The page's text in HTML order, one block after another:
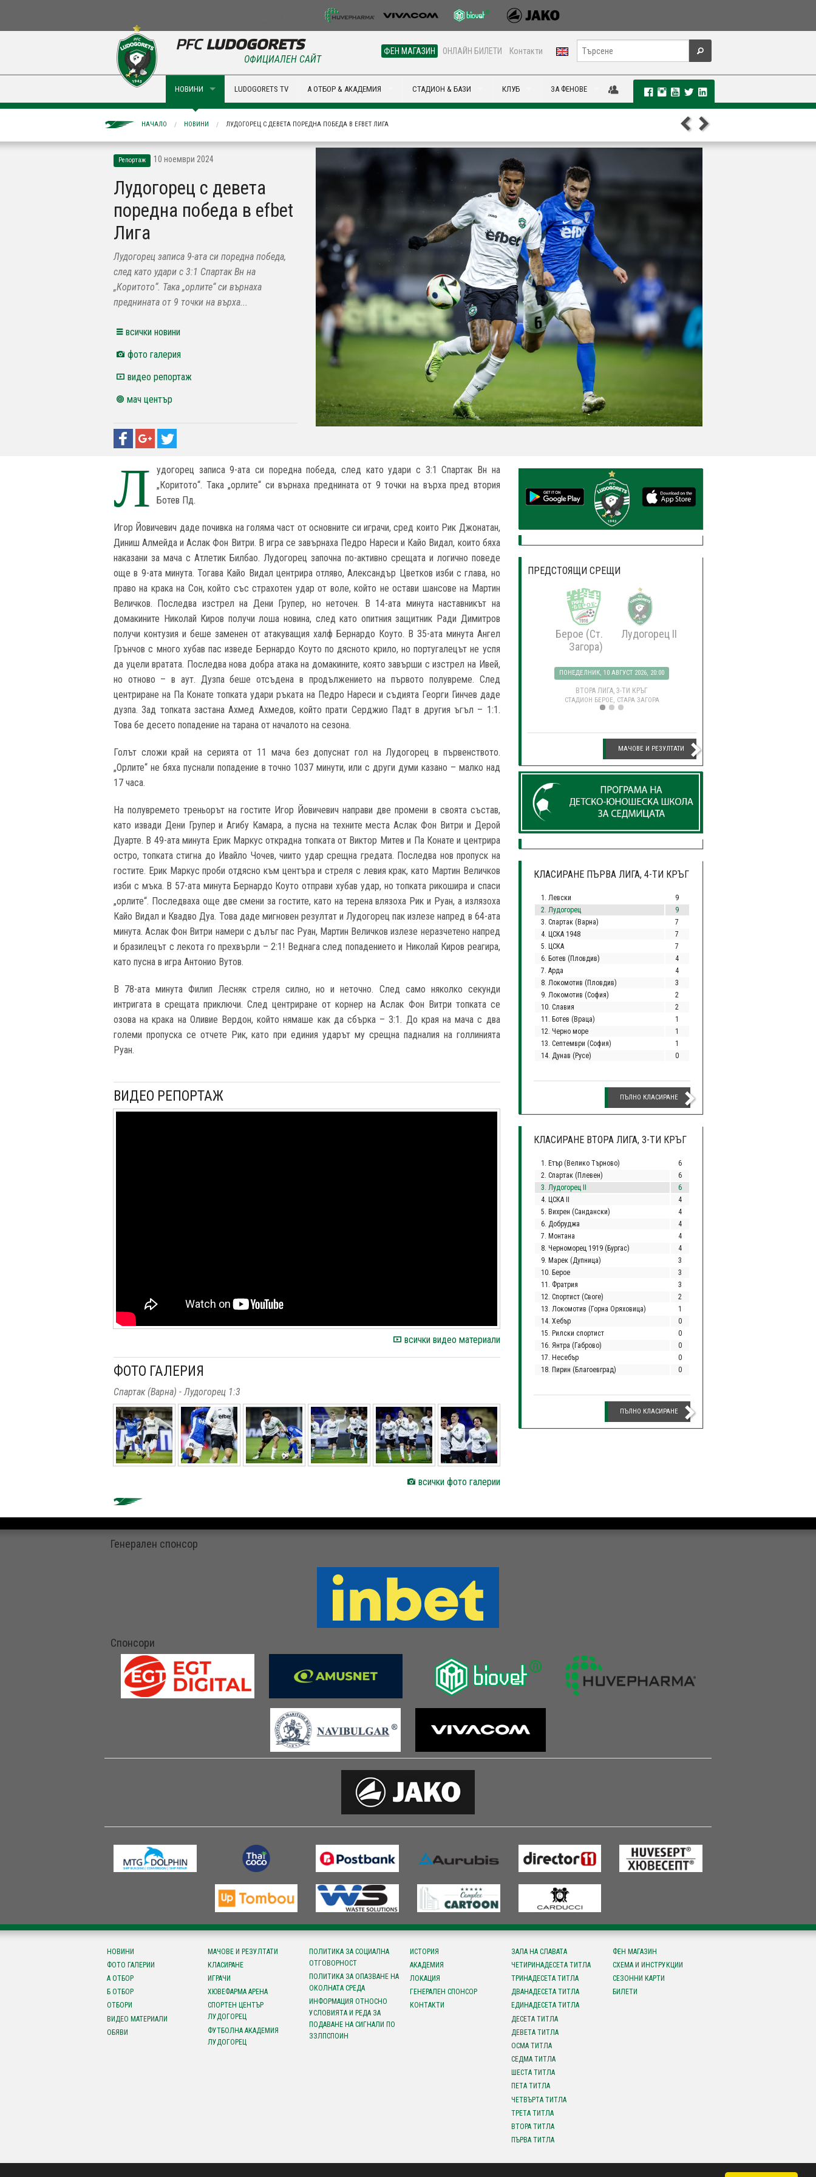
ФЕН МАГАЗИН ОНЛАЙН БИЛЕТИ Контакти
ОФИЦИАЛЕН САЙТ
НОВИНИ LUDOGORETS TV А ОТБОР & АКАДЕМИЯ СТАДИОН & БАЗИ КЛУБ ЗА ФЕНОВЕ
НАЧАЛО НОВИНИ ЛУДОГОРЕЦ С ДЕВЕТА ПОРЕДНА ПОБЕДА В EFBET ЛИГА
Репортаж 10 ноември 2024
Лудогорец с девета
поредна победа в efbet
Лига
Лудогорец записа 9-ата си поредна победа,
след като удари с 3:1 Спартак Вн на
„Коритото“. Така „орлите“ си върнаха
преднината от 9 точки на върха...
всички новини
фото галерия
видео репортаж
мач център
Л
удогорец записа 9-ата си поредна победа, след като удари с 3:1 Спартак Вн на
„Коритото“. Така „орлите“ си върнаха преднината от 9 точки на върха пред втория
Ботев Пд.
Игор Йовичевич даде почивка на голяма част от основните си играчи, сред които Рик Джонатан,
Диниш Алмейда и Аслак Фон Витри. В игра се завърнаха Педро Нареси и Кайо Видал, които бяха
наказани за мача с Атлетик Билбао. Лудогорец започна по-активно срещата и логично поведе
още в 9-ата минута. Тогава Кайо Видал центрира отляво, Александър Цветков изби с глава, но
право на крака на Сон, който със страхотен удар от воле, който не остави шансове на Мартин
Величков. Последва изстрел на Дени Групер, но неточен. В 14-ата минута наставникът на
домакините Николай Киров получи лоша новина, след като опитния защитник Ради Димитров
получи контузия и беше заменен от атакуващия халф Бернардо Коуто. В 35-ата минута Ангел
Грънчов с много хубав пас изведе Бернардо Коуто по дясното крило, но португалецът не успя
да уцели вратата. Последва нова добра атака на домакините, която завърши с изстрел на Ивей,
но отново – в аут. Дузпа беше отсъдена в продължението на първото полувреме. След
центриране на Па Конате топката удари ръката на Педро Нареси и съдията Георги Гинчев даде
дузпа. Зад топката застана Ахмед Ахмедов, който прати Серджио Падт в другия ъгъл – 1:1.
Това бе десето попадение на тарана от началото на сезона.
Голът сложи край на серията от 11 мача без допуснат гол на Лудогорец в първенството.
„Орлите“ не бяха пуснали попадение в точно 1037 минути, или с други думи казано – малко над
17 часа.
На полувремето треньорът на гостите Игор Йовичевич направи две промени в своята състав,
като извади Дени Групер и Агибу Камара, а пусна на техните места Аслак Фон Витри и Дерой
Дуарте. В 49-ата минута Ерик Маркус открадна топката от Виктор Митев и Па Конате и центрира
остро, топката стигна до Ивайло Чочев, чиито удар срещна гредата. Последва нов пропуск на
гостите. Ерик Маркус проби отдясно към центъра и стреля с левия крак, като Мартин Величков
изби с мъка. В 57-ата минута Бернардо Коуто отправи хубав удар, но топката рикошира и спаси
„орлите“. Последваха още две смени за гостите, като на терена влязоха Рик и Руан, а излязоха
Кайо Видал и Квадво Дуа. Това даде мигновен резултат и Лудогорец пак излезе напред в 64-ата
минута. Аслак Фон Витри намери с дълъг пас Руан, Мартин Величков излезе неразчетено напред
и бразилецът с лекота го прехвърли – 2:1! Веднага след попадението и Николай Киров реагира,
като пусна в игра Антонио Вутов.
В 78-ата минута Филип Лесняк стреля силно, но и неточно. След само няколко секунди
интригата в срещата приключи. След центриране от корнер на Аслак Фон Витри топката се
озова на крака на Оливие Вердон, който нямаше как да сбърка – 3:1. До края на мача с два
големи пропуска се отчете Рик, като при единия ударът му срещна падналия на голлинията
Руан.
ВИДЕО РЕПОРТАЖ
всички видео материали
ФОТО ГАЛЕРИЯ
Спартак (Варна) - Лудогорец 1:3
всички фото галерии
ПРЕДСТОЯЩИ СРЕЩИ
Берое (Ст.
Загора)
Лудогорец II
ПОНЕДЕЛНИК, 10 АВГУСТ 2026, 20:00
ВТОРА ЛИГА, 3-ТИ КРЪГ
СТАДИОН БЕРОЕ, СТАРА ЗАГОРА
МАЧОВЕ И РЕЗУЛТАТИ
КЛАСИРАНЕ ПЪРВА ЛИГА, 4-ТИ КРЪГ
1. Левски
9
2. Лудогорец
9
3. Спартак (Варна)
7
4. ЦСКА 1948
7
5. ЦСКА
7
6. Ботев (Пловдив)
4
7. Арда
4
8. Локомотив (Пловдив)
3
9. Локомотив (София)
2
10. Славия
2
11. Ботев (Враца)
1
12. Черно море
1
13. Септември (София)
1
14. Дунав (Русе)
0
ПЪЛНО КЛАСИРАНЕ
КЛАСИРАНЕ ВТОРА ЛИГА, 3-ТИ КРЪГ
1. Етър (Велико Търново)
6
2. Спартак (Плевен)
6
3. Лудогорец II
6
4. ЦСКА II
4
5. Вихрен (Сандански)
4
6. Добруджа
4
7. Монтана
4
8. Черноморец 1919 (Бургас)
4
9. Марек (Дупница)
3
10. Берое
3
11. Фратрия
3
12. Спортист (Своге)
2
13. Локомотив (Горна Оряховица)
1
14. Хебър
0
15. Рилски спортист
0
16. Янтра (Габрово)
0
17. Несебър
0
18. Пирин (Благоевград)
0
ПЪЛНО КЛАСИРАНЕ
Генерален спонсор
Спонсори
НОВИНИ
ФОТО ГАЛЕРИИ
А ОТБОР
Б ОТБОР
ОТБОРИ
ВИДЕО МАТЕРИАЛИ
ОБЯВИ
МАЧОВЕ И РЕЗУЛТАТИ
КЛАСИРАНЕ
ИГРАЧИ
ХЮВЕФАРМА АРЕНА
СПОРТЕН ЦЕНТЪР
ЛУДОГОРЕЦ
ФУТБОЛНА АКАДЕМИЯ
ЛУДОГОРЕЦ
ПОЛИТИКА ЗА СОЦИАЛНА
ОТГОВОРНОСТ
ПОЛИТИКА ЗА ОПАЗВАНЕ НА
ОКОЛНАТА СРЕДА
ИНФОРМАЦИЯ ОТНОСНО
УСЛОВИЯТА И РЕДА ЗА
ПОДАВАНЕ НА СИГНАЛИ ПО
ЗЗЛПСПОИН
ИСТОРИЯ
АКАДЕМИЯ
ЛОКАЦИЯ
ГЕНЕРАЛЕН СПОНСОР
КОНТАКТИ
ЗАЛА НА СЛАВАТА
ЧЕТИРИНАДЕСЕТА ТИТЛА
ТРИНАДЕСЕТА ТИТЛА
ДВАНАДЕСЕТА ТИТЛА
ЕДИНАДЕСЕТА ТИТЛА
ДЕСЕТА ТИТЛА
ДЕВЕТА ТИТЛА
ОСМА ТИТЛА
СЕДМА ТИТЛА
ШЕСТА ТИТЛА
ПЕТА ТИТЛА
ЧЕТВЪРТА ТИТЛА
ТРЕТА ТИТЛА
ВТОРА ТИТЛА
ПЪРВА ТИТЛА
ФЕН МАГАЗИН
СХЕМА И ИНСТРУКЦИИ
СЕЗОННИ КАРТИ
БИЛЕТИ